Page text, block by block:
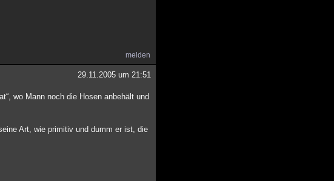
melden
29.11.2005 um 21:51
wo Mann noch die Hosen anbehält und
Art, wie primitiv und dumm er ist, die